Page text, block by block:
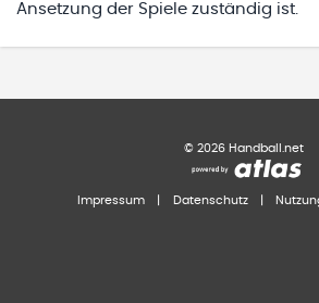
Ansetzung der Spiele zuständig ist.
© 2026 Handball.net
Impressum Datenschutz